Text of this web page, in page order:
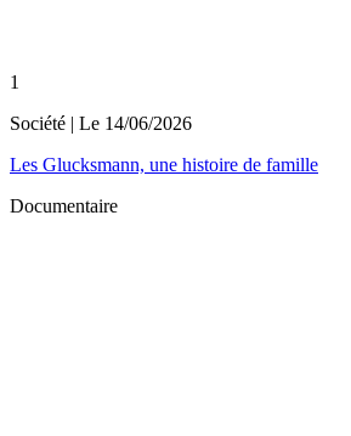
1
Société | Le 14/06/2026
Les Glucksmann, une histoire de famille
Documentaire